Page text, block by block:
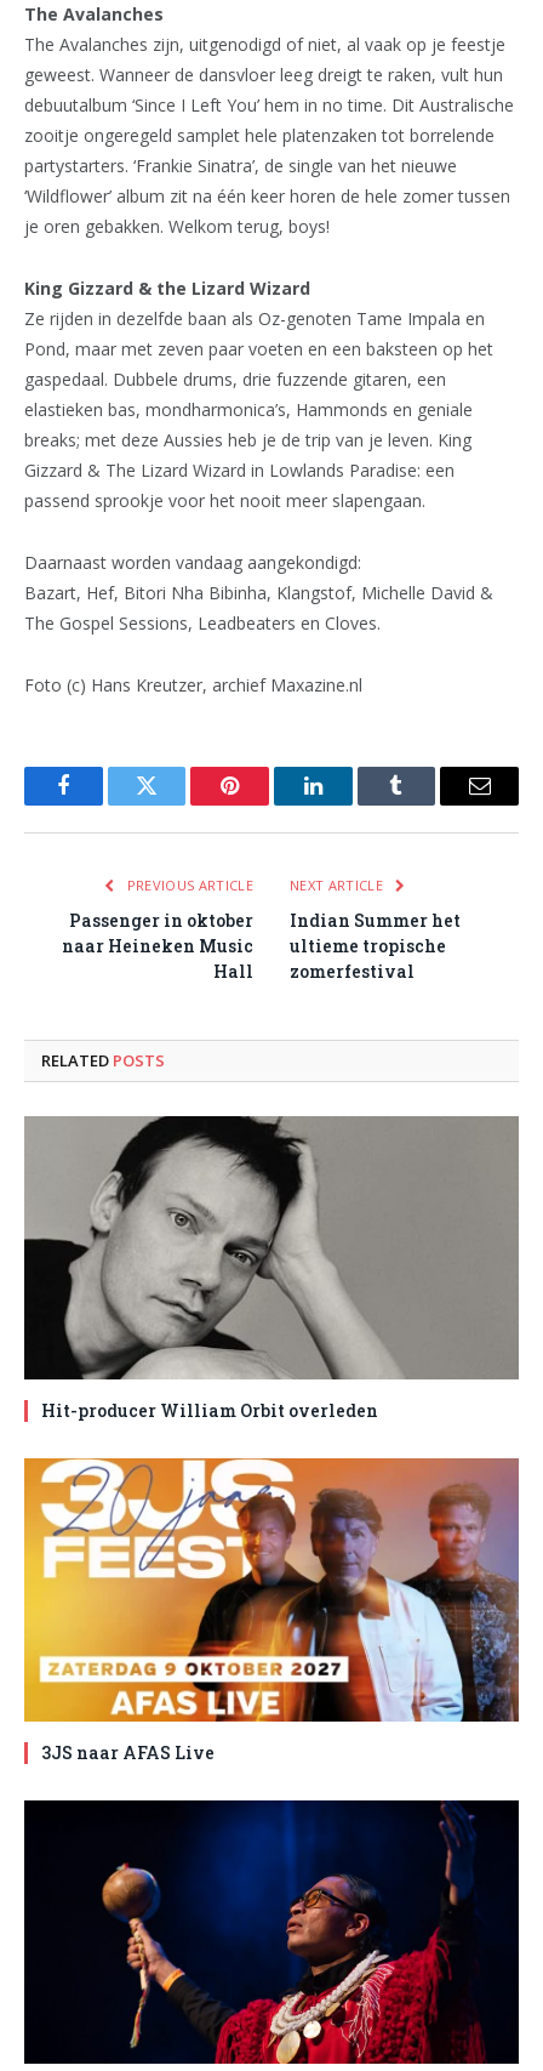
The Avalanches
The Avalanches zijn, uitgenodigd of niet, al vaak op je feestje
geweest. Wanneer de dansvloer leeg dreigt te raken, vult hun
debuutalbum ‘Since I Left You’ hem in no time. Dit Australische
zooitje ongeregeld samplet hele platenzaken tot borrelende
partystarters. ‘Frankie Sinatra’, de single van het nieuwe
‘Wildflower’ album zit na één keer horen de hele zomer tussen
je oren gebakken. Welkom terug, boys!
King Gizzard & the Lizard Wizard
Ze rijden in dezelfde baan als Oz-genoten Tame Impala en
Pond, maar met zeven paar voeten en een baksteen op het
gaspedaal. Dubbele drums, drie fuzzende gitaren, een
elastieken bas, mondharmonica’s, Hammonds en geniale
breaks; met deze Aussies heb je de trip van je leven. King
Gizzard & The Lizard Wizard in Lowlands Paradise: een
passend sprookje voor het nooit meer slapengaan.
Daarnaast worden vandaag aangekondigd:
Bazart, Hef, Bitori Nha Bibinha, Klangstof, Michelle David &
The Gospel Sessions, Leadbeaters en Cloves.
Foto (c) Hans Kreutzer, archief Maxazine.nl
FacebookTwitter Pinterest LinkedInTumblr Email
PREVIOUS ARTICLE
Passenger in oktober
naar Heineken Music
Hall
NEXT ARTICLE
Indian Summer het
ultieme tropische
zomerfestival
RELATED POSTS
Hit-producer William Orbit overleden
3JS naar AFAS Live